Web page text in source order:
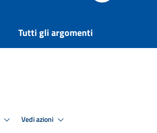
Tutti gli argomenti
Vedi azioni